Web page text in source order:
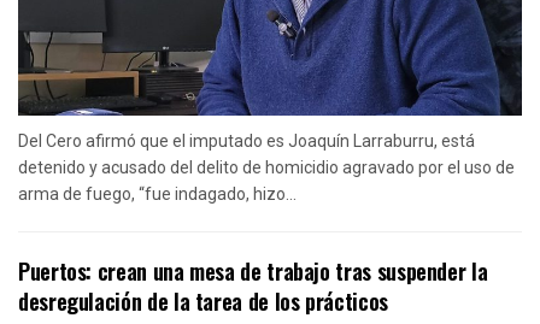
Del Cero afirmó que el imputado es Joaquín Larraburru, está
detenido y acusado del delito de homicidio agravado por el uso de
arma de fuego, “fue indagado, hizo...
Puertos: crean una mesa de trabajo tras suspender la
desregulación de la tarea de los prácticos